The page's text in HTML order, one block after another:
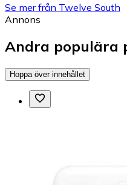
Se mer från Twelve South
Annons
Andra populära
Hoppa över innehållet